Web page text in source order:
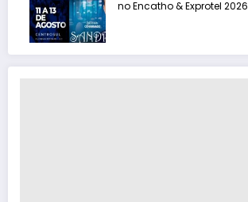
no Encatho & Exprotel 2026